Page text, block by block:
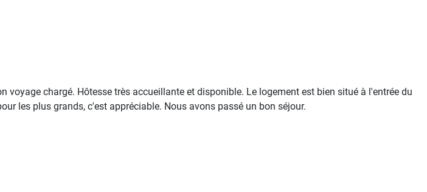
chargé. Hôtesse très accueillante et disponible. Le logement est bien situé à l'entrée du
les plus grands, c'est appréciable. Nous avons passé un bon séjour.